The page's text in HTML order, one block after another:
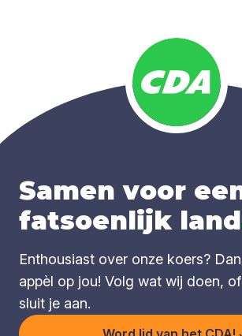
Samen voor
fatsoenlijk land
Enthousiast over onze koers?
appèl op jou! Volg wat wij doen,
sluit je aan.